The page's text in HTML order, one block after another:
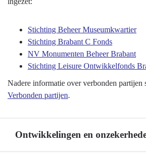
Programma
Erfgoed
partijen
Stichting Beheer Museumkwartier
Stichting Brabant C Fonds
NV Monumenten Beheer Brabant
Stichting Leisure Ontwikkelfonds
Nadere informatie over verbonden partijen
Verbonden partijen.
Ontwikkelingen en